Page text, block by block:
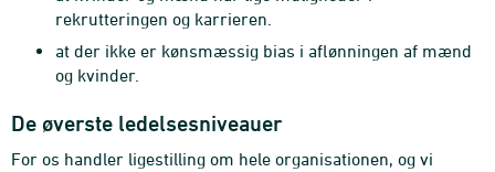
rekrutteringen og karrieren.
at der ikke er kønsmæssig bias i aflønningen af mænd
og kvinder.
De øverste ledelsesniveauer
For os handler ligestilling om hele organisationen, og vi